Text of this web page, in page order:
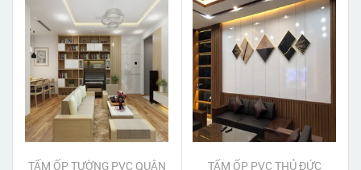
TẤM ỐP TƯỜNG PVC QUẬN
TẤM ỐP PVC THỦ ĐỨC